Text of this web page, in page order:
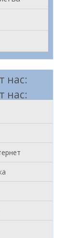
нас:
нас: